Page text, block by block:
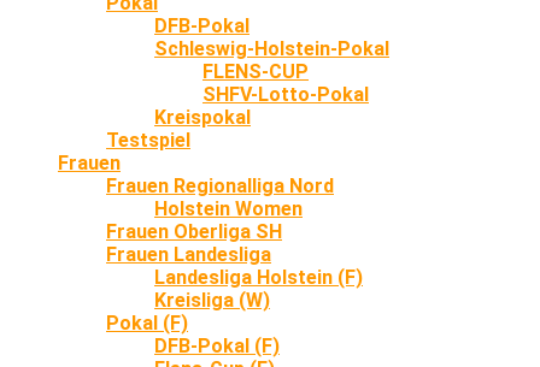
DFB-Pokal
Schleswig-Holstein-Pokal
FLENS-CUP
SHFV-Lotto-Pokal
Kreispokal
Testspiel
Frauen
Frauen Regionalliga Nord
Holstein Women
Frauen Oberliga SH
Frauen Landesliga
Landesliga Holstein (F)
Kreisliga (W)
Pokal (F)
DFB-Pokal (F)